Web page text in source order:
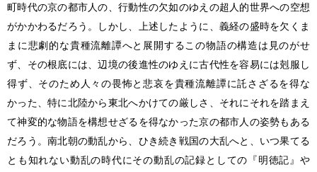
町時代の京の都市人の、行動性の欠如のゆえの超人的世界への空想
がかかわるだろう。しかし、上述したように、義経の盛時を欠くま
まに悲劇的な貴種流離譚へと展開するこの物語の構造は見のがせ
ず、その根底には、辺境の後進性のゆえに古代性を容易には剋服し
得ず、そのため人々の畏怖と悲哀を貴種流離譚に託さざるを得な
かった、特に北陸から東北へかけての厳しさ、それにそれを踏まえ
て神変的な物語を構想せざるを得なかった京の都市人の姿勢もある
だろう。南北朝の動乱から、ひき続き戦国の大乱へと、いつ果てる
とも知れない動乱の時代にその動乱の記録としての『明徳記』や